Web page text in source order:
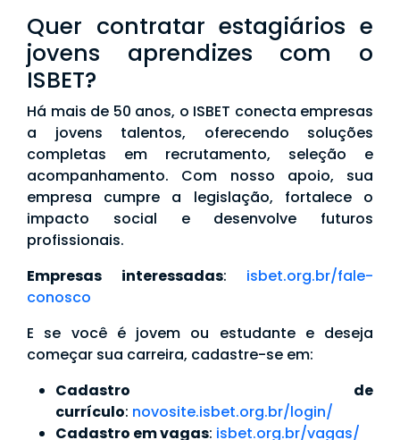
Quer contratar estagiários e
jovens aprendizes com o
ISBET?
Há mais de 50 anos, o ISBET conecta empresas
a jovens talentos, oferecendo soluções
completas em recrutamento, seleção e
acompanhamento. Com nosso apoio, sua
empresa cumpre a legislação, fortalece o
impacto social e desenvolve futuros
profissionais.
Empresas interessadas: isbet.org.br/fale-
conosco
E se você é jovem ou estudante e deseja
começar sua carreira, cadastre-se em:
Cadastro de
currículo: novosite.isbet.org.br/login/
Cadastro em vagas: isbet.org.br/vagas/